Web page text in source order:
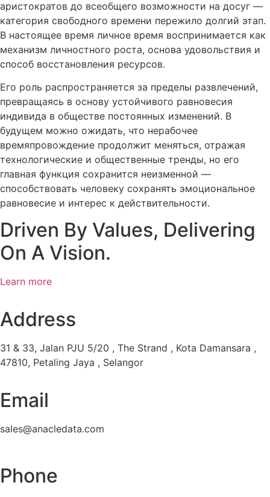
аристократов до всеобщего возможности на досуг —
категория свободного времени пережило долгий этап.
В настоящее время личное время воспринимается как
механизм личностного роста, основа удовольствия и
способ восстановления ресурсов.
Его роль распространяется за пределы развлечений,
превращаясь в основу устойчивого равновесия
индивида в обществе постоянных изменений. В
будущем можно ожидать, что нерабочее
времяпровождение продолжит меняться, отражая
технологические и общественные тренды, но его
главная функция сохранится неизменной —
способствовать человеку сохранять эмоциональное
равновесие и интерес к действительности.
Driven By Values, Delivering
On A Vision.
Learn more
Address
31 & 33, Jalan PJU 5/20 , The Strand , Kota Damansara ,
47810, Petaling Jaya , Selangor
Email
sales@anacledata.com
Phone